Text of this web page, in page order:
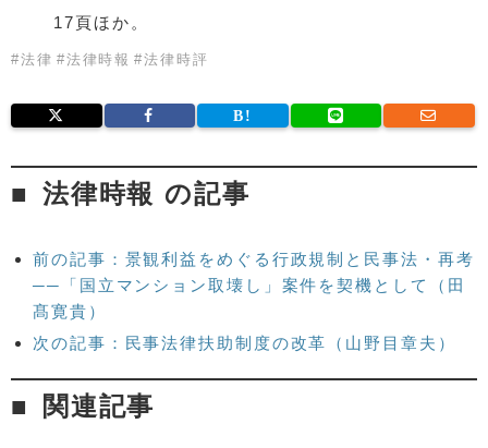
17頁ほか。
#法律 #法律時報 #法律時評
法律時報 の記事
前の記事：景観利益をめぐる行政規制と民事法・再考
──「国立マンション取壊し」案件を契機として（田
髙寛貴）
次の記事：民事法律扶助制度の改革（山野目章夫）
関連記事